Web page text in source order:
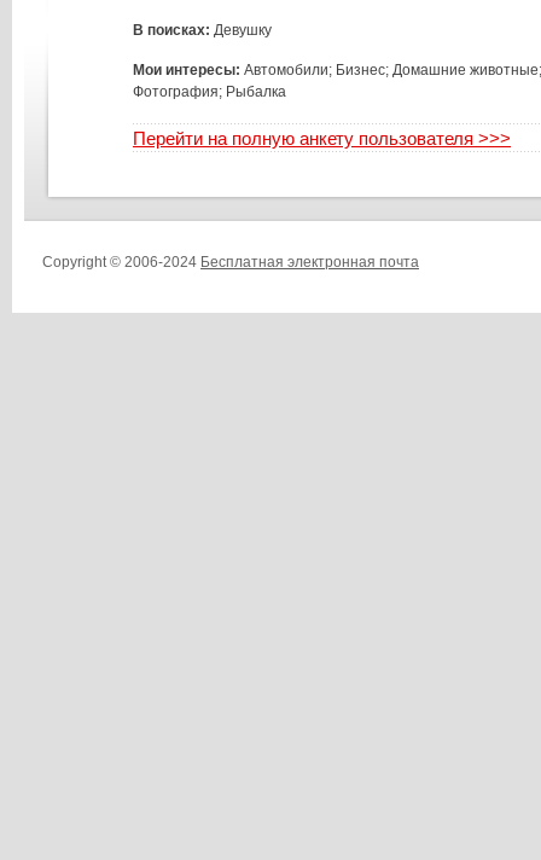
В поисках: Девушку
Мои интересы: Автомобили; Бизнес; Домашние
Фотография; Рыбалка
Перейти на полную анкету пользователя >>>
Copyright © 2006-2024 Бесплатная электронная почта